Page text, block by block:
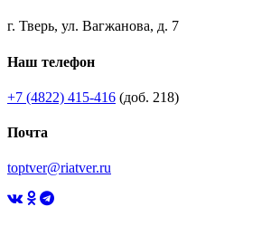
г. Тверь, ул. Вагжанова, д. 7
Наш телефон
+7 (4822) 415-416 (доб. 218)
Почта
toptver@riatver.ru